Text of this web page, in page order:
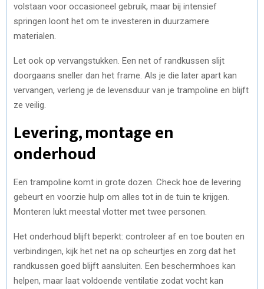
volstaan voor occasioneel gebruik, maar bij intensief
springen loont het om te investeren in duurzamere
materialen.
Let ook op vervangstukken. Een net of randkussen slijt
doorgaans sneller dan het frame. Als je die later apart kan
vervangen, verleng je de levensduur van je trampoline en blijft
ze veilig.
Levering, montage en
onderhoud
Een trampoline komt in grote dozen. Check hoe de levering
gebeurt en voorzie hulp om alles tot in de tuin te krijgen.
Monteren lukt meestal vlotter met twee personen.
Het onderhoud blijft beperkt: controleer af en toe bouten en
verbindingen, kijk het net na op scheurtjes en zorg dat het
randkussen goed blijft aansluiten. Een beschermhoes kan
helpen, maar laat voldoende ventilatie zodat vocht kan